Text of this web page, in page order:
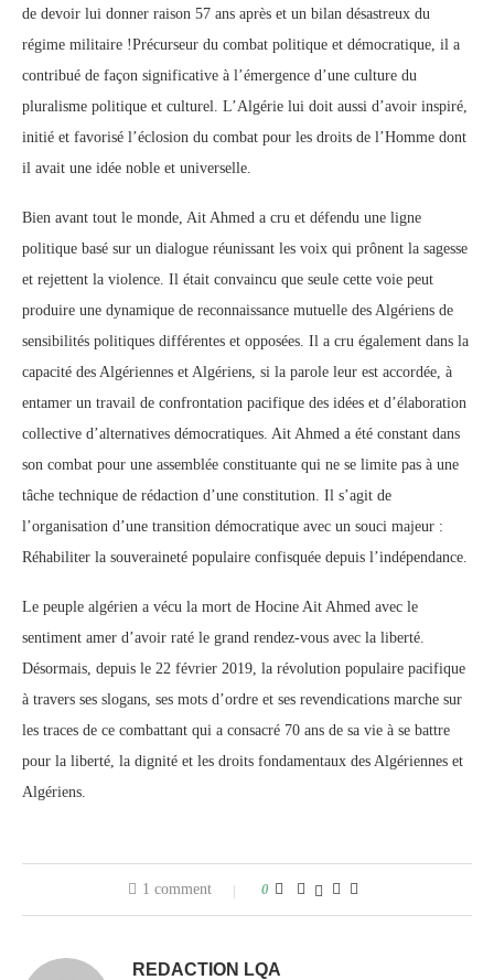
de devoir lui donner raison 57 ans après et un bilan désastreux du
régime militaire !Précurseur du combat politique et démocratique, il a
contribué de façon significative à l’émergence d’une culture du
pluralisme politique et culturel. L’Algérie lui doit aussi d’avoir inspiré,
initié et favorisé l’éclosion du combat pour les droits de l’Homme dont
il avait une idée noble et universelle.
Bien avant tout le monde, Ait Ahmed a cru et défendu une ligne
politique basé sur un dialogue réunissant les voix qui prônent la sagesse
et rejettent la violence. Il était convaincu que seule cette voie peut
produire une dynamique de reconnaissance mutuelle des Algériens de
sensibilités politiques différentes et opposées. Il a cru également dans la
capacité des Algériennes et Algériens, si la parole leur est accordée, à
entamer un travail de confrontation pacifique des idées et d’élaboration
collective d’alternatives démocratiques. Ait Ahmed a été constant dans
son combat pour une assemblée constituante qui ne se limite pas à une
tâche technique de rédaction d’une constitution. Il s’agit de
l’organisation d’une transition démocratique avec un souci majeur :
Réhabiliter la souveraineté populaire confisquée depuis l’indépendance.
Le peuple algérien a vécu la mort de Hocine Ait Ahmed avec le
sentiment amer d’avoir raté le grand rendez-vous avec la liberté.
Désormais, depuis le 22 février 2019, la révolution populaire pacifique
à travers ses slogans, ses mots d’ordre et ses revendications marche sur
les traces de ce combattant qui a consacré 70 ans de sa vie à se battre
pour la liberté, la dignité et les droits fondamentaux des Algériennes et
Algériens.
1 comment 0
REDACTION LQA